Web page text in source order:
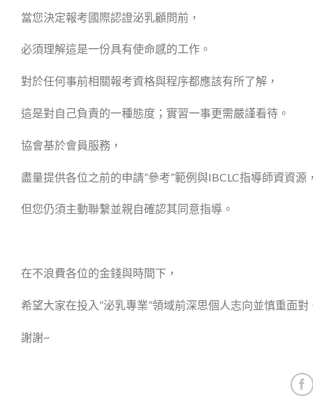
當您決定報考國際認證泌乳顧問前，
必須理解這是一份具有使命感的工作。
對於任何事前相關報考資格與程序都應該有所了解，
這是對自己負責的一種態度；實習一事更需嚴謹看待。
協會基於會員服務，
盡量提供各位之前的申請”參考”範例與IBCLC指導師資資源
但您仍須主動聯繫並​親自確認其​同意​指導​。
在不浪費各位的金錢與時間下，
希望大家在投入”​​​泌乳專業”領域前深思個人志向並慎重面對
謝謝~